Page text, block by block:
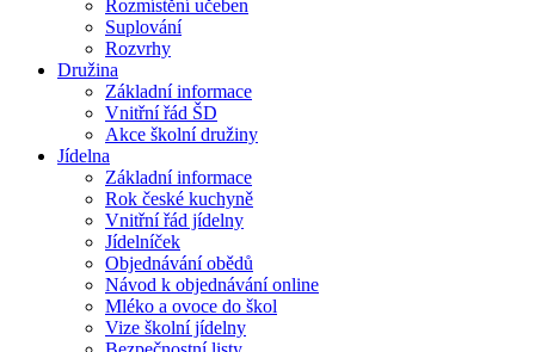
Rozmístění učeben
Suplování
Rozvrhy
Družina
Základní informace
Vnitřní řád ŠD
Akce školní družiny
Jídelna
Základní informace
Rok české kuchyně
Vnitřní řád jídelny
Jídelníček
Objednávání obědů
Návod k objednávání online
Mléko a ovoce do škol
Vize školní jídelny